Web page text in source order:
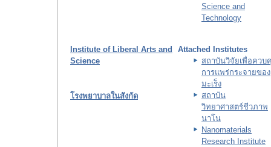
Science and
Technology
Institute of Liberal Arts and
Science
โรงพยาบาลในสังกัด
Attached Institutes
สถาบันวิจัยเพื่อควบ
การแพร่กระจายของ
มะเร็ง
สถาบัน
วิทยาศาสตร์ชีวภาพ
นาโน
Nanomaterials
Research Institute